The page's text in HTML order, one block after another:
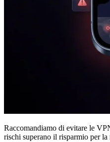
Raccomandiamo di evitare le
rischi superano il risparmio per